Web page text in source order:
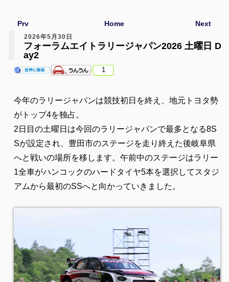
Next
Prv Home
2026年5月30日
フォーラムエイトラリージャパン2026 土曜日 D
ay2
1
今年のラリージャパンは競技初日を終え、地元トヨタ勢
がトップ4を独占。
2日目の土曜日は今回のラリージャパンで最多となる8S
Sが設定され、豊田市のステージを走り終えた後岐阜県
へと戦いの場所を移します。午前中のステージはラリー
1全車がハンコックのハードタイヤ5本を選択してスタジ
アムから最初のSSへと向かっていきました。